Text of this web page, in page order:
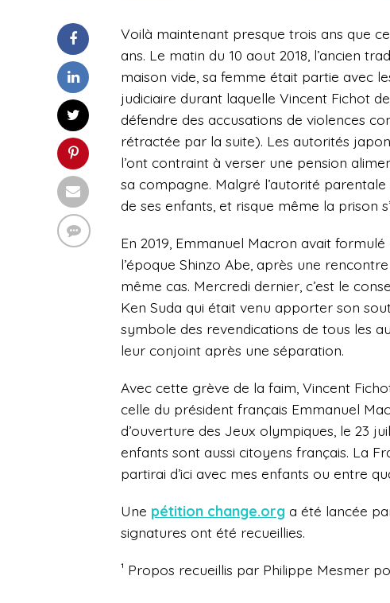
Voilà maintenant presque trois ans que
ans. Le matin du 10 aout 2018, l’ancien
maison vide, sa femme était partie avec
judiciaire durant laquelle Vincent Fichot
défendre des accusations de violences
rétractée par la suite). Les autorités
l’ont contraint à verser une pension
sa compagne. Malgré l’autorité parentale
de ses enfants, et risque même la prison
En 2019, Emmanuel Macron avait
l’époque Shinzo Abe, après une
même cas. Mercredi dernier, c’est le
Ken Suda qui était venu apporter son
symbole des revendications de tous les
leur conjoint après une séparation.
Avec cette grève de la faim, Vincent
celle du président français Emmanuel
d’ouverture des Jeux olympiques, le 23
enfants sont aussi citoyens français. La
partirai d’ici avec mes enfants ou entre
Une pétition change.org a été lancée
signatures ont été recueillies.
¹ Propos recueillis par Philippe Mesmer